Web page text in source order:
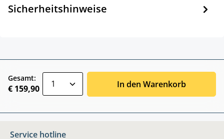
Sicherheitshinweise
Gesamt:
€ 159,90 In den Warenkorb
Service hotline